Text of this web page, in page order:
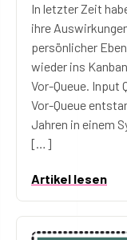
In letzter Zeit
ihre
persönlicher
wieder ins
Vor-Queue. Input
Vor-Queue
Jahren in einem
[…]
Artikel lesen